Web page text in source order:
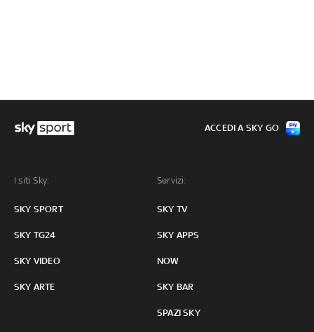
I siti Sky:
SKY SPORT
SKY TG24
SKY VIDEO
SKY ARTE
Servizi:
SKY TV
SKY APPS
NOW
SKY BAR
SPAZI SKY
ACCEDI A SKY GO